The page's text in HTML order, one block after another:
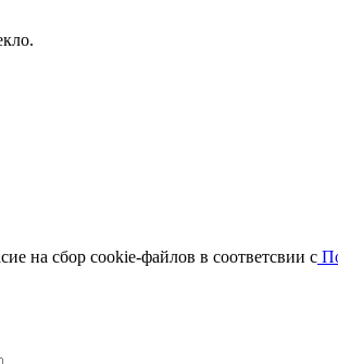
на сбор cookie-файлов в соответсвии с